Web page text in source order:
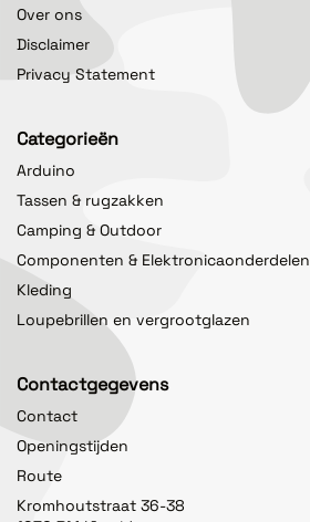
Over ons
Disclaimer
Privacy Statement
Categorieën
Arduino
Tassen & rugzakken
Camping & Outdoor
Componenten & Elektronicaonderdelen
Kleding
Loupebrillen en vergrootglazen
Contactgegevens
Contact
Openingstijden
Route
Kromhoutstraat 36-38